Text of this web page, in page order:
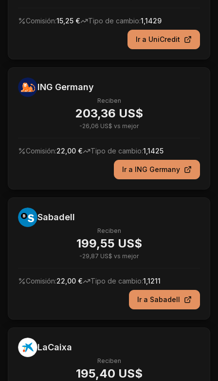
Comisión:15,25 € Tipo de cambio:1,1429
Ir a UniCredit
ING Germany
Reciben
203,36 US$
-26,06 US$ vs mejor
Comisión:22,00 € Tipo de cambio:1,1425
Ir a ING Germany
Sabadell
Reciben
199,55 US$
-29,87 US$ vs mejor
Comisión:22,00 € Tipo de cambio:1,1211
Ir a Sabadell
LaCaixa
Reciben
195,40 US$